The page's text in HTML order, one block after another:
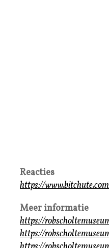
Reacties
https://
Meer informatie
https://
https://